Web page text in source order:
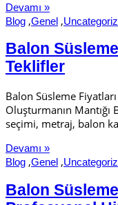
Devamı »
Blog ,Genel ,
Balon
Teklifler
Balon Süsleme
Oluşturmanın
seçimi, metraj, balon
Devamı »
Blog ,Genel ,
Balon